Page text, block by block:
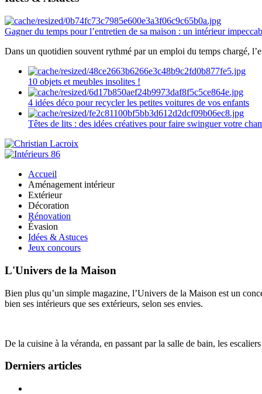
Gagner du temps pour l’entretien de sa maison : un intérieur
Dans un quotidien souvent rythmé par un emploi du temps chargé,
10 objets et meubles insolites !
4 idées déco pour recycler les petites voitures de vos enfants
Têtes de lits : des idées créatives pour faire swinguer votre
Accueil
Aménagement intérieur
Extérieur
Décoration
Rénovation
Évasion
Idées & Astuces
Jeux concours
L'Univers de la Maison
Bien plus qu’un simple magazine, l’Univers de la Maison est un
bien ses intérieurs que ses extérieurs, selon ses envies.
De la cuisine à la véranda, en passant par la salle de bain, les
Derniers articles